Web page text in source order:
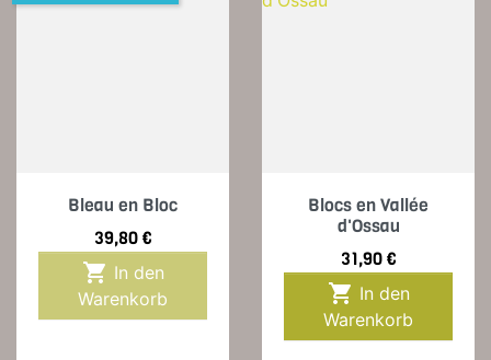
Bleau en Bloc
Preis
39,80 €

Warenkorb
Blocs en Vallée
d'Ossau
Preis
31,90 €

Warenkorb